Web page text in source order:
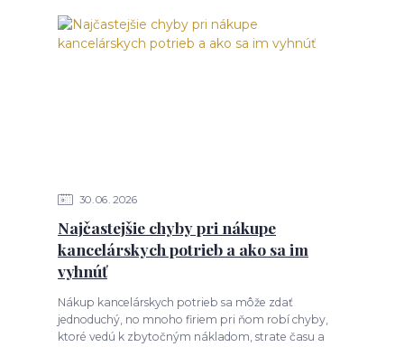
30 06 2026
Najčastejšie chyby pri nákupe
kancelárskych potrieb a ako sa im
vyhnúť
Nákup kancelárskych potrieb sa môže zdať
jednoduchý, no mnoho firiem pri ňom robí chyby,
ktoré vedú k zbytočným nákladom, strate času a